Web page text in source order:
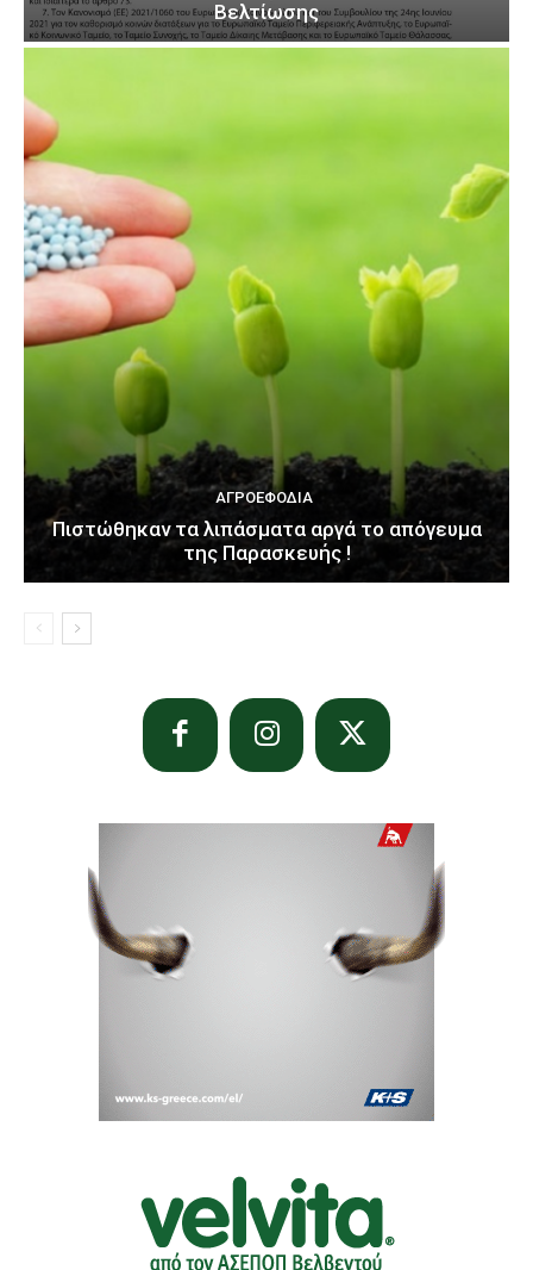
Βελτίωσης
ΑΓΡΟΕΦΌΔΙΑ
Πιστώθηκαν τα λιπάσματα αργά το απόγευμα
της Παρασκευής !